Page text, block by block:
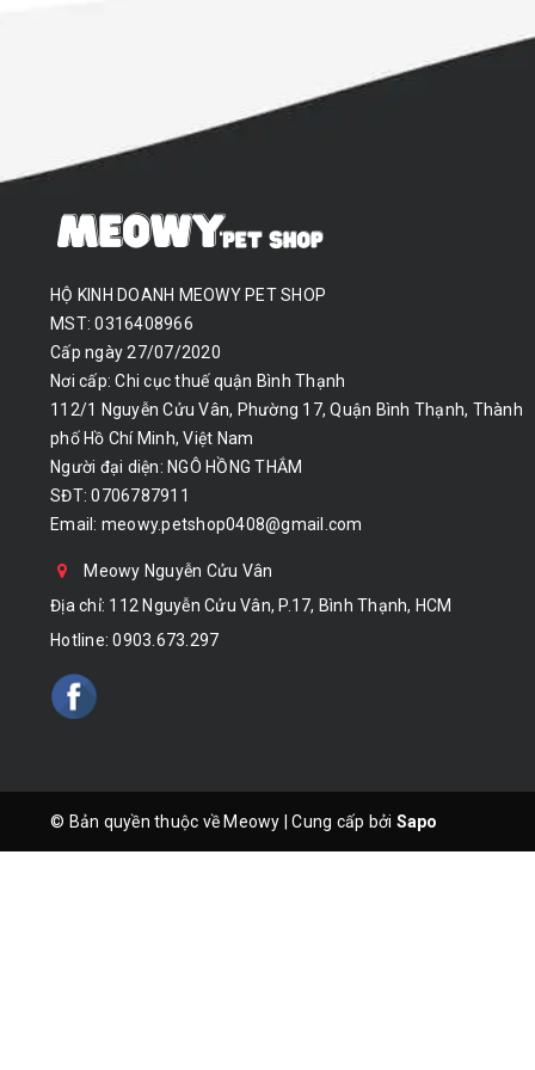
HỘ KINH DOANH MEOWY PET SHOP
MST: 0316408966
Cấp ngày 27/07/2020
Nơi cấp: Chi cục thuế quận Bình Thạnh
112/1 Nguyễn Cửu Vân, Phường 17, Quận Bình Thạnh, Thành
phố Hồ Chí Minh, Việt Nam
Người đại diện: NGÔ HỒNG THẮM
SĐT: 0706787911
Email: meowy.petshop0408@gmail.com
Meowy Nguyễn Cửu Vân
Địa chỉ: 112 Nguyễn Cửu Vân, P.17, Bình Thạnh, HCM
Hotline:0903.673.297
© Bản quyền thuộc về Meowy | Cung cấp bởi Sapo